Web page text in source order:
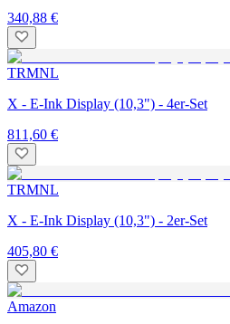
340,88 €
TRMNL
X - E-Ink Display (10,3") - 4er-Set
811,60 €
TRMNL
X - E-Ink Display (10,3") - 2er-Set
405,80 €
Amazon